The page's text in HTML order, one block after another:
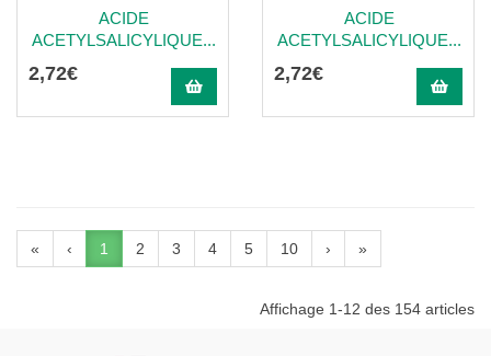
ACIDE
ACETYLSALICYLIQUE...
2,72€
ACIDE
ACETYLSALICYLIQUE...
2,72€
« ‹ 1 2 3 4 5 10 › »
Affichage 1-12 des 154 articles